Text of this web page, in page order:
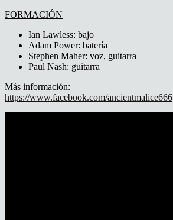
FORMACIÓN
Ian Lawless: bajo
Adam Power: batería
Stephen Maher: voz, guitarra
Paul Nash: guitarra
Más información:
https://www.facebook.com/ancientmalice666